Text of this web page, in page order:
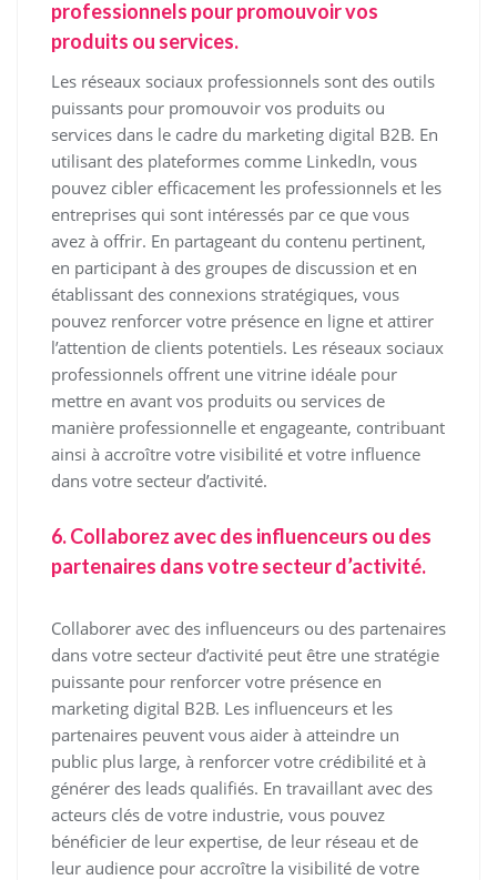
professionnels pour promouvoir vos
produits ou services.
Les réseaux sociaux professionnels sont des outils
puissants pour promouvoir vos produits ou
services dans le cadre du marketing digital B2B. En
utilisant des plateformes comme LinkedIn, vous
pouvez cibler efficacement les professionnels et les
entreprises qui sont intéressés par ce que vous
avez à offrir. En partageant du contenu pertinent,
en participant à des groupes de discussion et en
établissant des connexions stratégiques, vous
pouvez renforcer votre présence en ligne et attirer
l’attention de clients potentiels. Les réseaux sociaux
professionnels offrent une vitrine idéale pour
mettre en avant vos produits ou services de
manière professionnelle et engageante, contribuant
ainsi à accroître votre visibilité et votre influence
dans votre secteur d’activité.
6. Collaborez avec des influenceurs ou des
partenaires dans votre secteur d’activité.
Collaborer avec des influenceurs ou des partenaires
dans votre secteur d’activité peut être une stratégie
puissante pour renforcer votre présence en
marketing digital B2B. Les influenceurs et les
partenaires peuvent vous aider à atteindre un
public plus large, à renforcer votre crédibilité et à
générer des leads qualifiés. En travaillant avec des
acteurs clés de votre industrie, vous pouvez
bénéficier de leur expertise, de leur réseau et de
leur audience pour accroître la visibilité de votre